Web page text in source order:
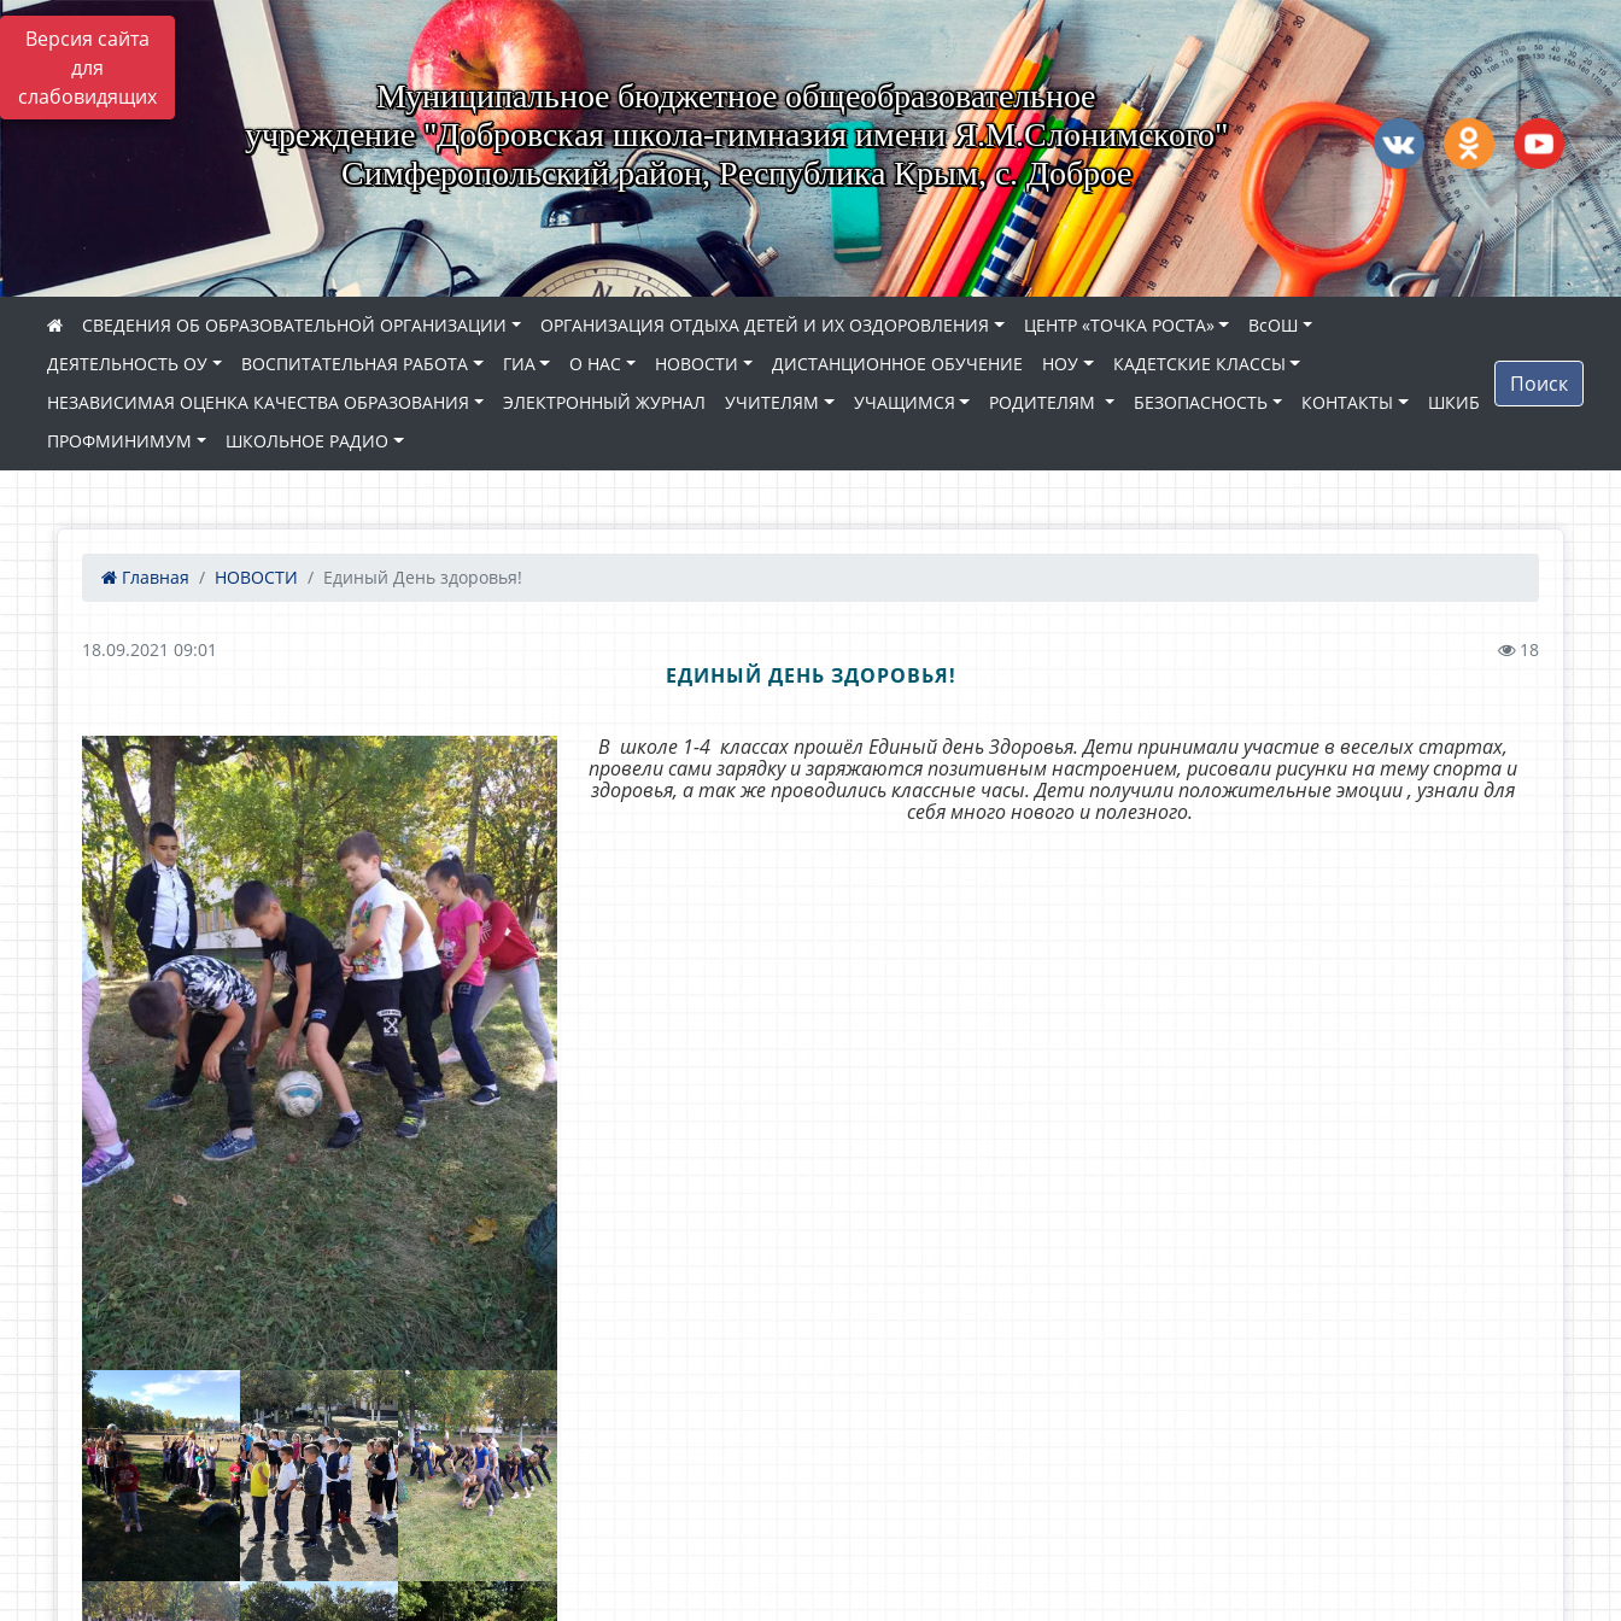
Версия сайта
для
слабовидящих
Муниципальное бюджетное общеобразовательное
учреждение "Добровская школа-гимназия имени Я.М.Слонимского"
Симферопольский район, Республика Крым, с. Доброе
СВЕДЕНИЯ ОБ ОБРАЗОВАТЕЛЬНОЙ ОРГАНИЗАЦИИ ОРГАНИЗАЦИЯ ОТДЫХА ДЕТЕЙ И ИХ ОЗДОРОВЛЕНИЯ ЦЕНТР «ТОЧКА РОСТА»
ВсОШ
ДЕЯТЕЛЬНОСТЬ ОУ
ВОСПИТАТЕЛЬНАЯ РАБОТА ГИА О НАС НОВОСТИ ДИСТАНЦИОННОЕ ОБУЧЕНИЕ НОУ
КАДЕТСКИЕ КЛАССЫ
НЕЗАВИСИМАЯ ОЦЕНКА КАЧЕСТВА ОБРАЗОВАНИЯ
ЭЛЕКТРОННЫЙ ЖУРНАЛ УЧИТЕЛЯМ УЧАЩИМСЯ РОДИТЕЛЯМ БЕЗОПАСНОСТЬ КОНТАКТЫ
ШКИБ
ПРОФМИНИМУМ
ШКОЛЬНОЕ РАДИО
Поиск
Главная НОВОСТИ Единый День здоровья!
18.09.2021 09:01 18
ЕДИНЫЙ ДЕНЬ ЗДОРОВЬЯ!
В школе 1-4 классах прошёл Единый день Здоровья. Дети принимали участие в веселых стартах,
провели сами зарядку и заряжаются позитивным настроением, рисовали рисунки на тему спорта и
здоровья, а так же проводились классные часы. Дети получили положительные эмоции , узнали для
себя много нового и полезного.